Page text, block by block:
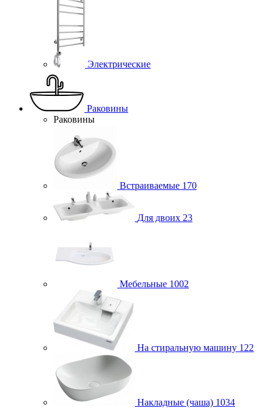
Электрические
Раковины
Раковины
Встраиваемые 170
Для двоих 23
Мебельные 1002
На стиральную машину 122
Накладные (чаша) 1034